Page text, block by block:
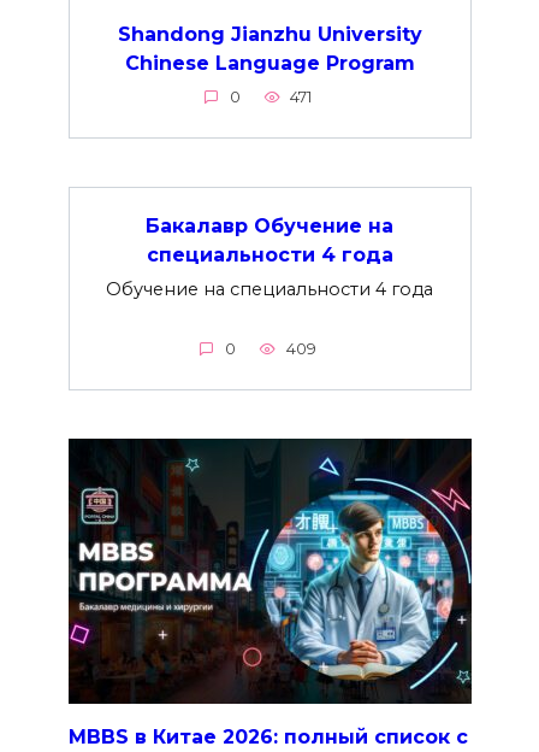
Shandong Jianzhu University
Chinese Language Program
0 471
Бакалавр Обучение на
специальности 4 года
Обучение на специальности 4 года
0 409
MBBS в Китае 2026: полный список с